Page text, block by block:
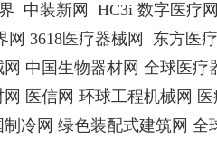
中装新网 HC3i 数字医疗
网 3618医疗器械网 东方医
网 中国生物器材网 全球医
医信网 环球工程机械网
冷网 绿色装配式建筑网 全